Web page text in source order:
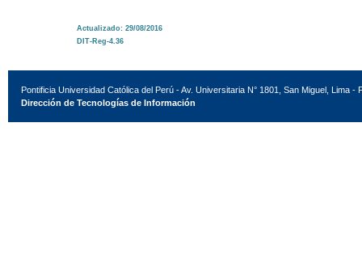
Actualizado: 29/08/2016
DIT-Reg-4.36
Pontificia Universidad Católica del Perú - Av. Universitaria N° 1801, San Miguel, Lima -
Dirección de Tecnologías de Información